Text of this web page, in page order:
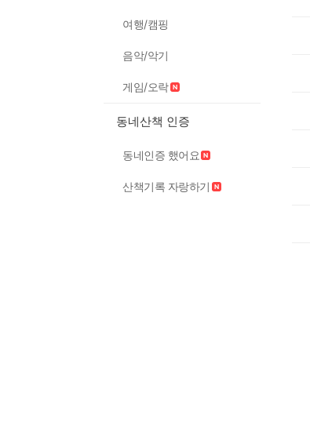
여행/캠핑
음악/악기
게임/오락
동네산책 인증
동네인증 했어요
산책기록 자랑하기